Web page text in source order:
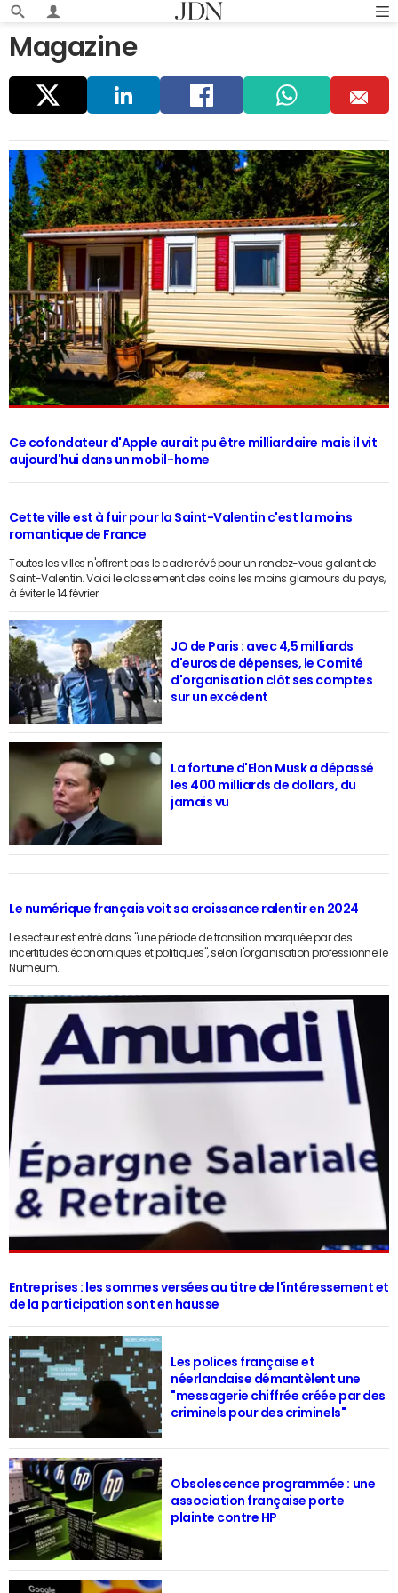
Magazine
ger dIn ook app m
ail
Ce cofondateur d'Apple aurait pu être milliardaire mais il vit
aujourd'hui dans un mobil-home
Cette ville est à fuir pour la Saint-Valentin c'est la moins
romantique de France
Toutes les villes n'offrent pas le cadre rêvé pour un rendez-vous galant de
Saint-Valentin. Voici le classement des coins les moins glamours du pays,
à éviter le 14 février.
JO de Paris : avec 4,5 milliards
d'euros de dépenses, le Comité
d'organisation clôt ses comptes
sur un excédent
La fortune d'Elon Musk a dépassé
les 400 milliards de dollars, du
jamais vu
Le numérique français voit sa croissance ralentir en 2024
Le secteur est entré dans "une période de transition marquée par des
incertitudes économiques et politiques", selon l'organisation professionnelle
Numeum.
Entreprises : les sommes versées au titre de l'intéressement et
de la participation sont en hausse
Les polices française et
néerlandaise démantèlent une
"messagerie chiffrée créée par des
criminels pour des criminels"
Obsolescence programmée : une
association française porte
plainte contre HP